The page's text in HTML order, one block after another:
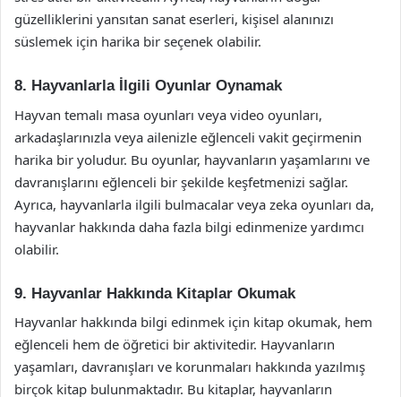
güzelliklerini yansıtan sanat eserleri, kişisel alanınızı
süslemek için harika bir seçenek olabilir.
8. Hayvanlarla İlgili Oyunlar Oynamak
Hayvan temalı masa oyunları veya video oyunları,
arkadaşlarınızla veya ailenizle eğlenceli vakit geçirmenin
harika bir yoludur. Bu oyunlar, hayvanların yaşamlarını ve
davranışlarını eğlenceli bir şekilde keşfetmenizi sağlar.
Ayrıca, hayvanlarla ilgili bulmacalar veya zeka oyunları da,
hayvanlar hakkında daha fazla bilgi edinmenize yardımcı
olabilir.
9. Hayvanlar Hakkında Kitaplar Okumak
Hayvanlar hakkında bilgi edinmek için kitap okumak, hem
eğlenceli hem de öğretici bir aktivitedir. Hayvanların
yaşamları, davranışları ve korunmaları hakkında yazılmış
birçok kitap bulunmaktadır. Bu kitaplar, hayvanların